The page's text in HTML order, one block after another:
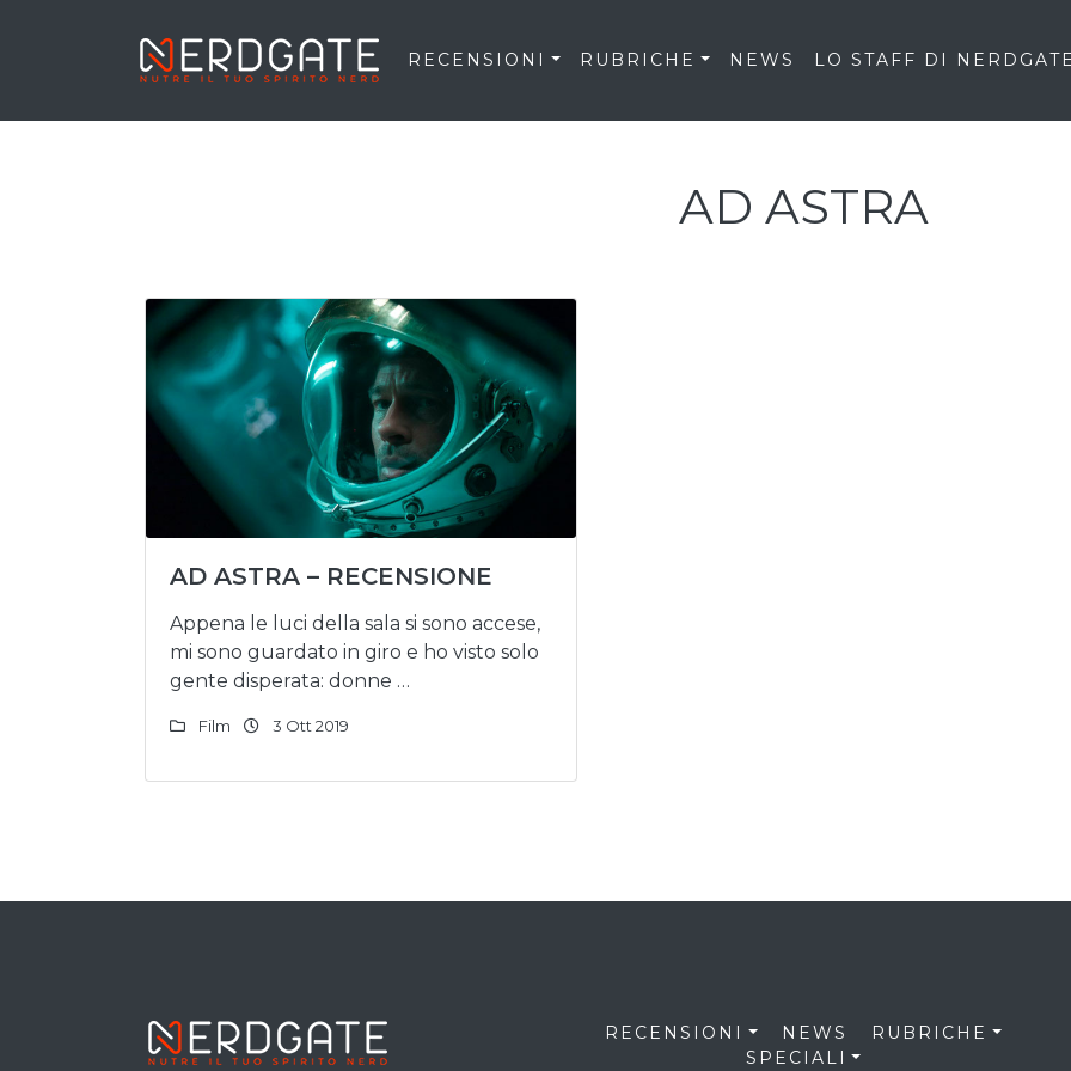
RECENSIONI RUBRICHE NEWS LO STAFF DI
AD ASTRA
AD ASTRA – RECENSIONE
Appena le luci della sala si sono accese,
mi sono guardato in giro e ho visto solo
gente disperata: donne …
Film 3 Ott 2019
RECENSIONI NEWS
RUBRICHE
SPECIALI